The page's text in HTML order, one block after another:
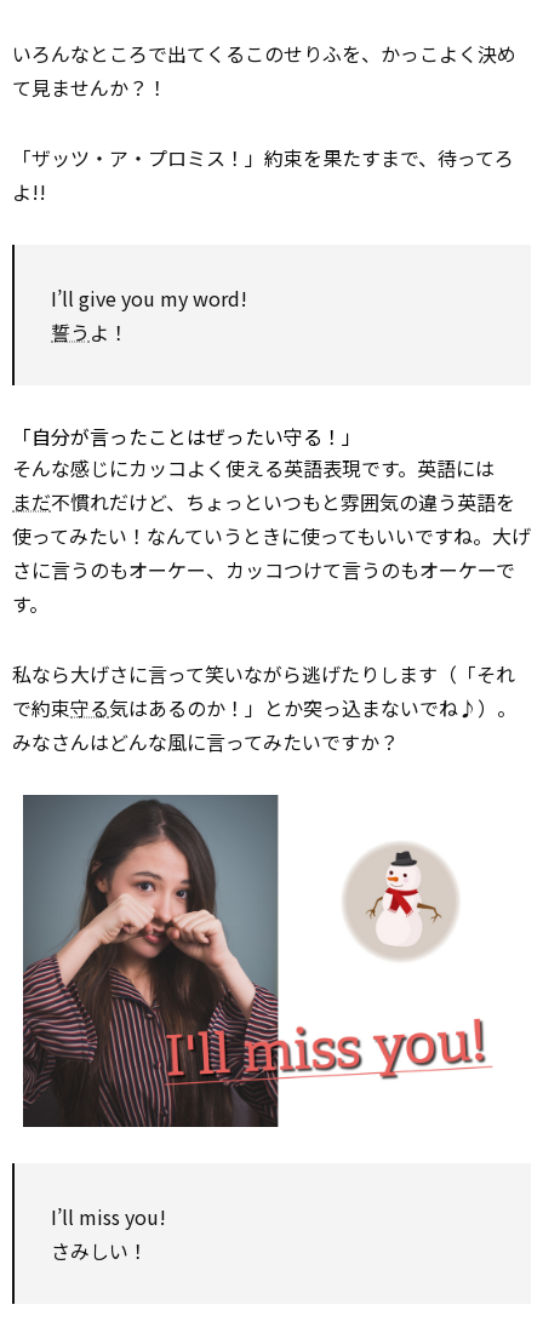
いろんなところで出てくるこのせりふを、かっこよく決め
て見ませんか？！
「ザッツ・ア・プロミス！」約束を果たすまで、待ってろ
よ!!
I’ll give you my word!
誓う よ！
「自分が言ったことはぜったい守る！」
そんな感じにカッコよく使える英語表現です。英語には
まだ不慣れだけど、ちょっといつもと雰囲気の違う英語を
使ってみたい！なんていうときに使ってもいいですね。大げ
さに言うのもオーケー、カッコつけて言うのもオーケーで
す。
私なら大げさに言って笑いながら逃げたりします（「それ
で約束守る気はあるのか！」とか突っ込まないでね♪）。
みなさんはどんな風に言ってみたいですか？
I’ll miss you!
さみしい！